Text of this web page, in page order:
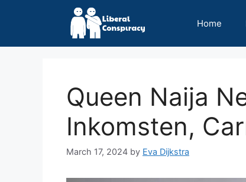
Home
Queen Naija
Inkomsten,
March 17, 2024 by Eva Dijkstra